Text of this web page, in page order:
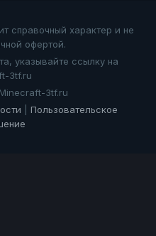
справочный характер и не
офертой.
указывайте ссылку на
3tf.ru
3tf.ru
Пользовательское